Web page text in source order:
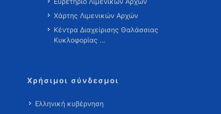
Χάρτης Λιμενικών Αρχών
Κέντρα Διαχείρισης Θαλάσσιας
Κυκλοφορίας …
Χρήσιμοι σύνδεσμοι
Ελληνική κυβέρνηση